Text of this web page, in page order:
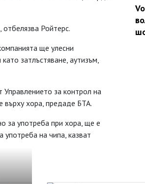
Ройтерс.
ще улесни
затлъстяване, аутизъм,
за контрол на
върху хора, предаде БТА.
за употреба при хора, ще е
на чипа, казват